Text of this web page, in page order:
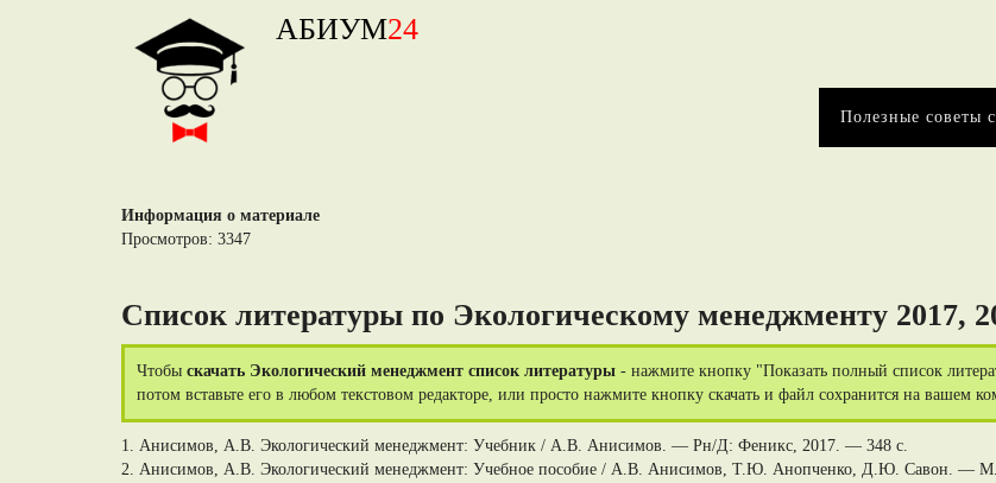
АБИУМ24
Полезные советы
Информация о материале
Просмотров: 3347
Список литературы по Экологическому менеджменту 2017,
Чтобы скачать Экологический менеджмент список литературы - нажмите кнопку "Показать полный список
потом вставьте его в любом текстовом редакторе, или просто нажмите кнопку скачать и файл сохранится на вашем
1. Анисимов, А.В. Экологический менеджмент: Учебник / А.В. Анисимов. — Рн/Д: Феникс, 2017. — 348 c.
2. Анисимов, А.В. Экологический менеджмент: Учебное пособие / А.В. Анисимов, Т.Ю. Анопченко, Д.Ю. Савон. —